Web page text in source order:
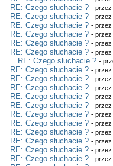
RE: Czego słuchacie ? -
RE: Czego słuchacie ? -
RE: Czego słuchacie ? -
RE: Czego słuchacie ? -
RE: Czego słuchacie ? - przez
RE: Czego słuchacie ? -
RE: Czego słuchacie ? -
RE: Czego słuchacie ? -
RE: Czego słuchacie ? - przez
RE: Czego słuchacie ? -
RE: Czego słuchacie ? -
RE: Czego słuchacie ? - przez
RE: Czego słuchacie ? -
RE: Czego słuchacie ? - przez
RE: Czego słuchacie ? -
RE: Czego słuchacie ? - przez
RE: Czego słuchacie ? -
RE: Czego słuchacie ? -